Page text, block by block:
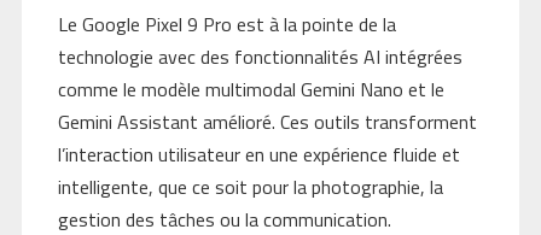
Le Google Pixel 9 Pro est à la pointe de la
technologie avec des fonctionnalités AI intégrées
comme le modèle multimodal Gemini Nano et le
Gemini Assistant amélioré. Ces outils transforment
l’interaction utilisateur en une expérience fluide et
intelligente, que ce soit pour la photographie, la
gestion des tâches ou la communication.